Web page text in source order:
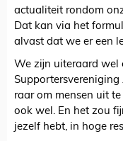
actualiteit rondom
Dat kan via het
alvast dat we er een
We zijn uiteraard wel
raar om mensen uit
ook wel. En het zou
jezelf hebt, in hoge